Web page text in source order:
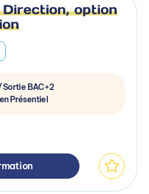
option
Sortie BAC+2
Présentiel